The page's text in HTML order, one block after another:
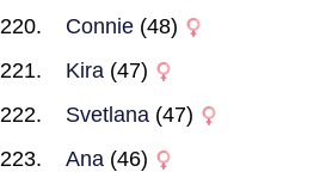
Connie (48)
Kira (47)
Svetlana (47)
Ana (46)